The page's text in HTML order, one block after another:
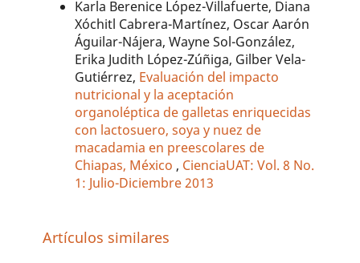
Karla Berenice López-Villafuerte, Diana
Xóchitl Cabrera-Martínez, Oscar Aarón
Águilar-Nájera, Wayne Sol-González,
Erika Judith López-Zúñiga, Gilber Vela-
Gutiérrez, Evaluación del impacto
nutricional y la aceptación
organoléptica de galletas enriquecidas
con lactosuero, soya y nuez de
macadamia en preescolares de
Chiapas, México , CienciaUAT: Vol. 8 No.
1: Julio-Diciembre 2013
Artículos similares